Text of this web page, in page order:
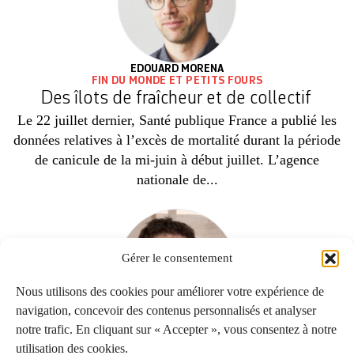
Gérer le consentement
Nous utilisons des cookies pour améliorer votre expérience de
navigation, concevoir des contenus personnalisés et analyser
notre trafic. En cliquant sur « Accepter », vous consentez à notre
utilisation des cookies.
EDOUARD MORENA
FIN DU MONDE ET PETITS FOURS
Des îlots de fraîcheur et de collectif
Le 22 juillet dernier, Santé publique France a publié les
données relatives à l’excès de mortalité durant la période
de canicule de la mi-juin à début juillet. L’agence
nationale de...
MATHIEU MENGHINI
CHRONIQUES AVENTINES